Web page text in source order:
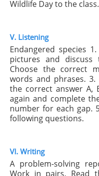
Wildlife Day to the
V. Listening
Endangered species
pictures and discuss
Choose the correct
words and phrases. 3. Listen to a talk and choose
the correct answer A,
again and complete
number for each gap.
following questions.
VI. Writing
A problem-solving
Work in pairs. Read